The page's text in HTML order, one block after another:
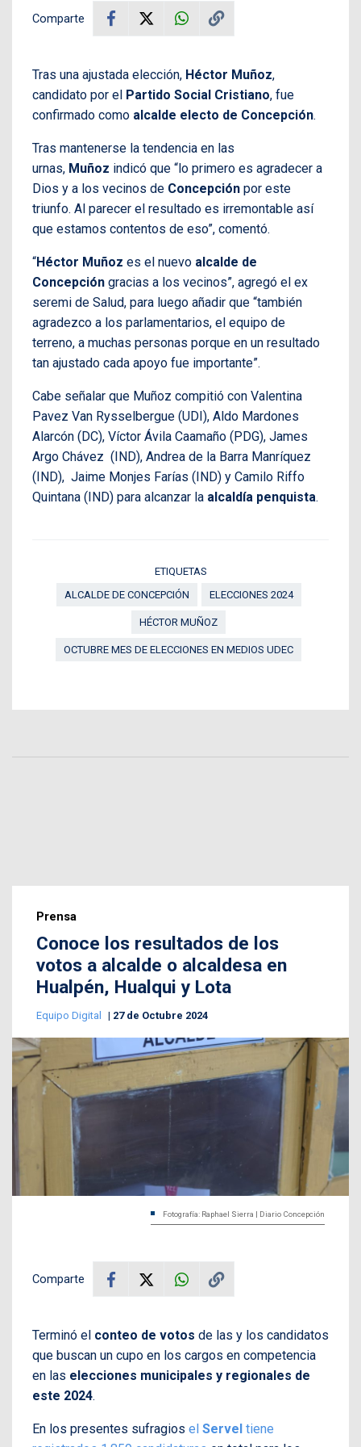
Comparte
Tras una ajustada elección, Héctor Muñoz,
candidato por el Partido Social Cristiano, fue
confirmado como alcalde electo de Concepción.
Tras mantenerse la tendencia en las
urnas, Muñoz indicó que “lo primero es agradecer a
Dios y a los vecinos de Concepción por este
triunfo. Al parecer el resultado es irremontable así
que estamos contentos de eso”, comentó.
“Héctor Muñoz es el nuevo alcalde de
Concepción gracias a los vecinos”, agregó el ex
seremi de Salud, para luego añadir que “también
agradezco a los parlamentarios, el equipo de
terreno, a muchas personas porque en un resultado
tan ajustado cada apoyo fue importante”.
Cabe señalar que Muñoz compitió con Valentina
Pavez Van Rysselbergue (UDI), Aldo Mardones
Alarcón (DC), Víctor Ávila Caamaño (PDG), James
Argo Chávez (IND), Andrea de la Barra Manríquez
(IND), Jaime Monjes Farías (IND) y Camilo Riffo
Quintana (IND) para alcanzar la alcaldía penquista.
ETIQUETAS
ALCALDE DE CONCEPCIÓN
ELECCIONES 2024
HÉCTOR MUÑOZ
OCTUBRE MES DE ELECCIONES EN MEDIOS UDEC
Prensa
Conoce los resultados de los
votos a alcalde o alcaldesa en
Hualpén, Hualqui y Lota
Equipo Digital 27 de Octubre 2024
Fotografía: Raphael Sierra | Diario Concepción
Comparte
Terminó el conteo de votos de las y los candidatos
que buscan un cupo en los cargos en competencia
en las elecciones municipales y regionales de
este 2024.
En los presentes sufragios el Servel tiene